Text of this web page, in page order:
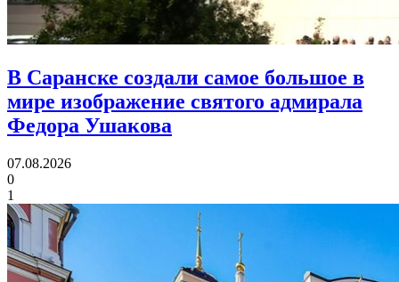
В Саранске создали самое большое в
мире изображение святого адмирала
Федора Ушакова
07.08.2026
0
1